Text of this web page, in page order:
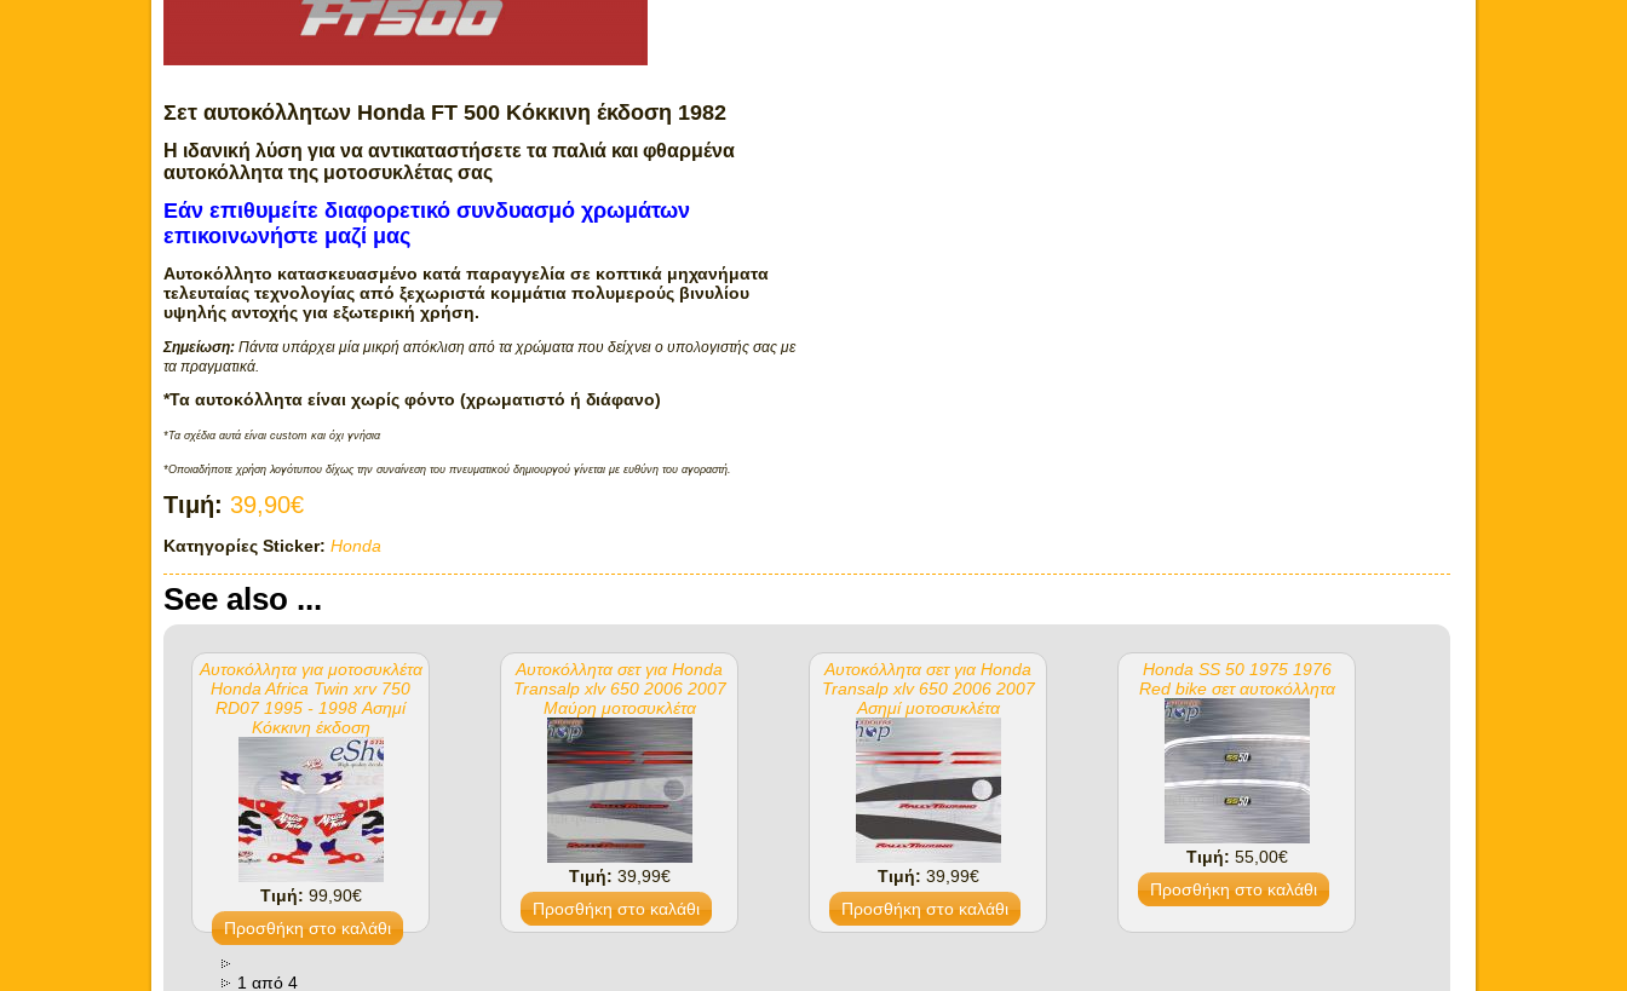
Σετ αυτοκόλλητων Honda FT 500 Κόκκινη έκδοση 1982
Η ιδανική λύση για να αντικαταστήσετε τα παλιά και φθαρμένα
αυτοκόλλητα της μοτοσυκλέτας σας
Εάν επιθυμείτε διαφορετικό συνδυασμό χρωμάτων
επικοινωνήστε μαζί μας
Αυτοκόλλητο κατασκευασμένο κατά παραγγελία σε κοπτικά μηχανήματα
τελευταίας τεχνολογίας από ξεχωριστά κομμάτια πολυμερούς βινυλίου
υψηλής αντοχής για εξωτερική χρήση.
Σημείωση: Πάντα υπάρχει μία μικρή απόκλιση από τα χρώματα που δείχνει ο υπολογιστής σας με
τα πραγματικά.
*Τα αυτοκόλλητα είναι χωρίς φόντο (χρωματιστό ή διάφανο)
*Τα σχέδια αυτά είναι custom και όχι γνήσια
*Οποιαδήποτε χρήση λογότυπου δίχως την συναίνεση του πνευματικού δημιουργού γίνεται με ευθύνη του αγοραστή.
Τιμή: 39,90€
Κατηγορίες Sticker: Honda
See also ...
Αυτοκόλλητα για μοτοσυκλέτα
Honda Africa Twin xrv 750
RD07 1995 - 1998 Ασημί
Κόκκινη έκδοση
Τιμή: 99,90€
Αυτοκόλλητα σετ για Honda
Transalp xlv 650 2006 2007
Μαύρη μοτοσυκλέτα
Τιμή: 39,99€
Αυτοκόλλητα σετ για Honda
Transalp xlv 650 2006 2007
Ασημί μοτοσυκλέτα
Τιμή: 39,99€
Honda SS 50 1975 1976
Red bike σετ αυτοκόλλητα
Τιμή: 55,00€
1 από 4